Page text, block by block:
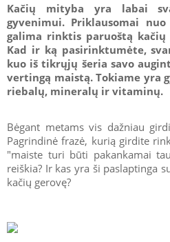
Kačių mityba yra labai
gyvenimui. Priklausomai
galima rinktis paruoštą kačių
Kad ir ką pasirinktumėte,
kuo iš tikrųjų šeria savo
vertingą maistą. Tokiame yra
riebalų, mineralų ir vitaminų.
Bėgant metams vis dažniau
Pagrindinė frazė, kurią girdite
"maiste turi būti pakankamai
reiškia? Ir kas yra ši paslaptinga
kačių gerovę?